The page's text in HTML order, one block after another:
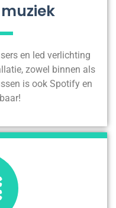
en led verlichting
zowel binnen als
is ook Spotify en